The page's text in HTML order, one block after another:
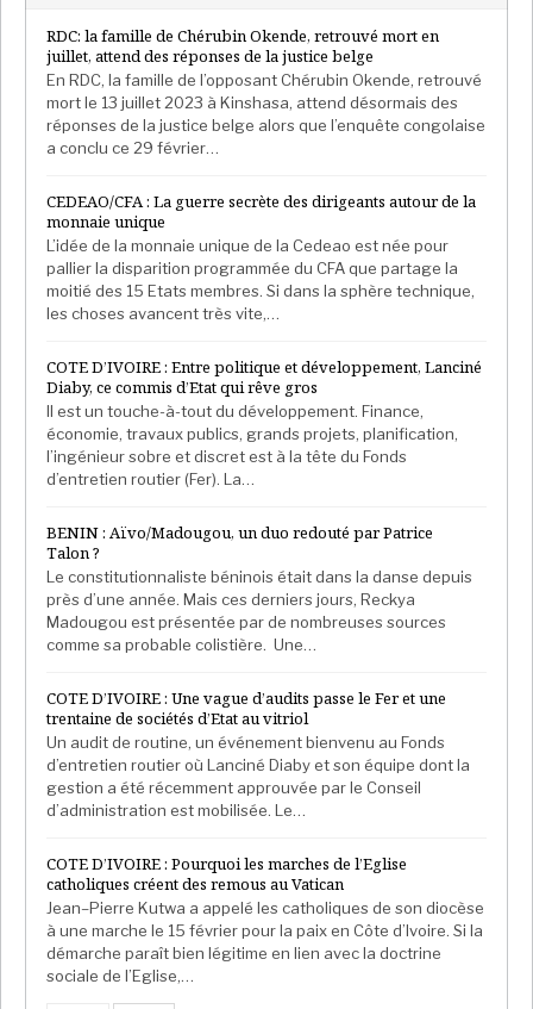
RDC: la famille de Chérubin Okende, retrouvé mort en
juillet, attend des réponses de la justice belge
En RDC, la famille de l’opposant Chérubin Okende, retrouvé
mort le 13 juillet 2023 à Kinshasa, attend désormais des
réponses de la justice belge alors que l’enquête congolaise
a conclu ce 29 février…
CEDEAO/CFA : La guerre secrète des dirigeants autour de la
monnaie unique
L’idée de la monnaie unique de la Cedeao est née pour
pallier la disparition programmée du CFA que partage la
moitié des 15 Etats membres. Si dans la sphère technique,
les choses avancent très vite,…
COTE D’IVOIRE : Entre politique et développement, Lanciné
Diaby, ce commis d’Etat qui rêve gros
Il est un touche-à-tout du développement. Finance,
économie, travaux publics, grands projets, planification,
l’ingénieur sobre et discret est à la tête du Fonds
d’entretien routier (Fer). La…
BENIN : Aïvo/Madougou, un duo redouté par Patrice
Talon ?
Le constitutionnaliste béninois était dans la danse depuis
près d’une année. Mais ces derniers jours, Reckya
Madougou est présentée par de nombreuses sources
comme sa probable colistière. Une…
COTE D’IVOIRE : Une vague d’audits passe le Fer et une
trentaine de sociétés d’Etat au vitriol
Un audit de routine, un événement bienvenu au Fonds
d’entretien routier où Lanciné Diaby et son équipe dont la
gestion a été récemment approuvée par le Conseil
d’administration est mobilisée. Le…
COTE D’IVOIRE : Pourquoi les marches de l’Eglise
catholiques créent des remous au Vatican
Jean–Pierre Kutwa a appelé les catholiques de son diocèse
à une marche le 15 février pour la paix en Côte d’Ivoire. Si la
démarche paraît bien légitime en lien avec la doctrine
sociale de l’Eglise,…